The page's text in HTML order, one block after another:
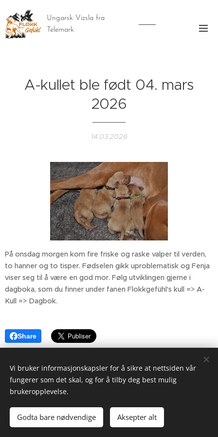
Ungarsk Vizsla fra
Telemark
A-kullet ble født 04. mars
2026
14.03.2026
På onsdag morgen kom fire friske og raske valper til verden,
to hanner og to tisper. Fødselen gikk uproblematisk og Fenja
viser seg til å være en god mor. Følg utviklingen gjerne i
dagboka, som du finner under fanen Flokkgefühl's kull => A-
Kull => Dagbok.
Share
Informasjonskapsler
Vi bruker informasjonskapsler for å sikre at nettsiden vår
fungerer som det skal, og for å tilby deg best mulig
brukeropplevelse.
Godta bare nødvendige Aksepter alt